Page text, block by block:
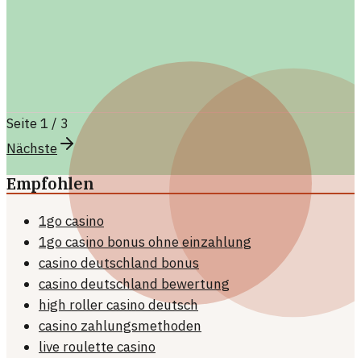
Seite1 / 3
Nächste
Empfohlen
1go casino
1go casino bonus ohne einzahlung
casino deutschland bonus
casino deutschland bewertung
high roller casino deutsch
casino zahlungsmethoden
live roulette casino